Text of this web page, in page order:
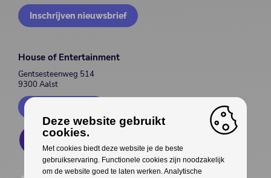
Inschrijven nieuwsbrief
House of Entertainment
Gentsesteenweg 514
9300 Aalst
Deze website gebruikt
cookies.
Met cookies biedt deze website je de beste
gebruikservaring. Functionele cookies zijn noodzakelijk
om de website goed te laten werken. Analytische